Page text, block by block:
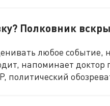
Полковник
любое событие,
напоминает
политический